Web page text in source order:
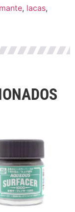
, lacas,